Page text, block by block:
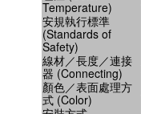
Temperature)
安規執行標準
(Standards of
Safety)
線材／長度／連接
器 (Connecting)
顏色／表面處理方
式 (Color)